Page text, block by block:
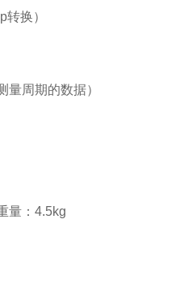
换）
周期的数据）
量：4.5kg